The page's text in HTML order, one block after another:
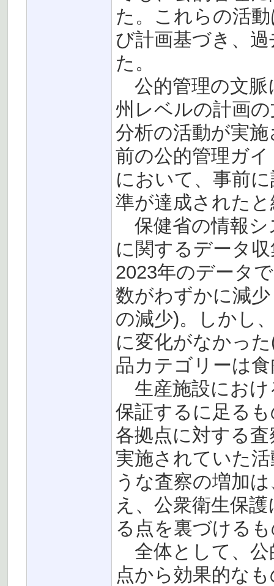
た。これらの活
び計画基づき、
た。
公的管理の文脈
州レベルの計画
分析の活動が実
前の公的管理ガ
において、事前
準が達成された
保健省の情報シ
に関するデータ
2023年のデータ
数がわずかに減
の減少)。しかし
に変化がなかっ
品カテゴリーは
生産施設におけ
保証するに足る
各拠点に対する
実施されていた
うな査察の増加
え、公衆衛生保
る点を裏づける
全体として、公
点から効果的な